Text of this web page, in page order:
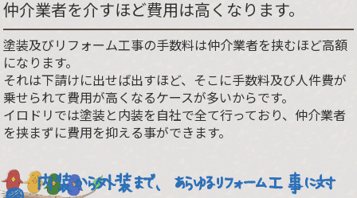
仲介業者を介すほど費用は高くなります。
塗装及びリフォーム工事の手数料は仲介業者を挟むほど高額
になります。
それは下請けに出せば出すほど、そこに手数料及び人件費が
乗せられて費用が高くなるケースが多いからです。
イロドリでは塗装と内装を自社で全て行っており、仲介業者
を挟まずに費用を抑える事ができます。
内装から外装まで、あらゆるリフォーム工事に対